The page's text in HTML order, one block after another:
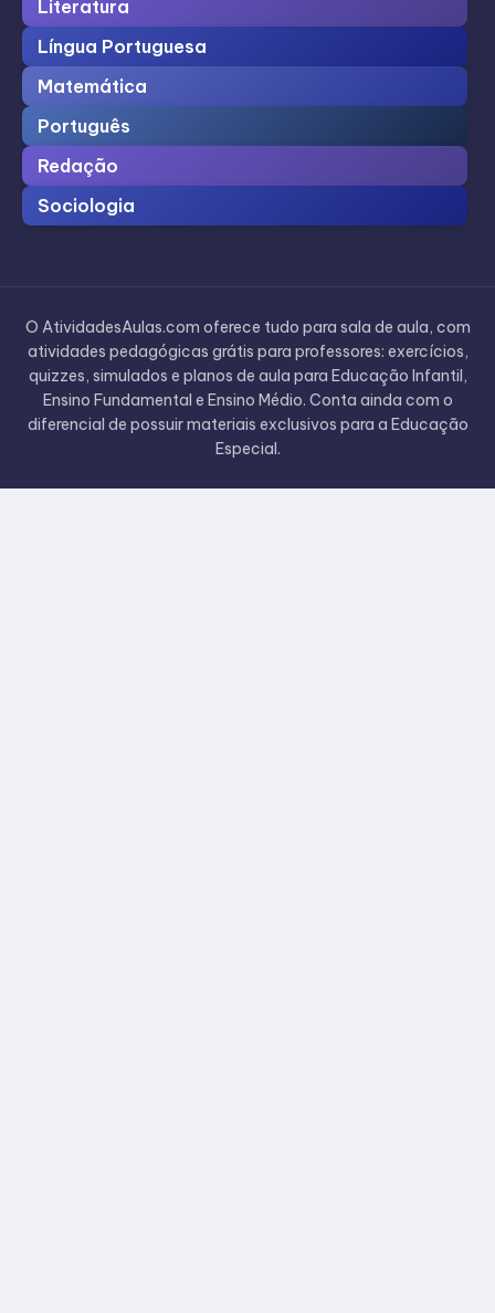
Literatura
Língua Portuguesa
Matemática
Português
Redação
Sociologia
O AtividadesAulas.com oferece tudo para sala de aula, com
atividades pedagógicas grátis para professores: exercícios,
quizzes, simulados e planos de aula para Educação Infantil,
Ensino Fundamental e Ensino Médio. Conta ainda com o
diferencial de possuir materiais exclusivos para a Educação
Especial.